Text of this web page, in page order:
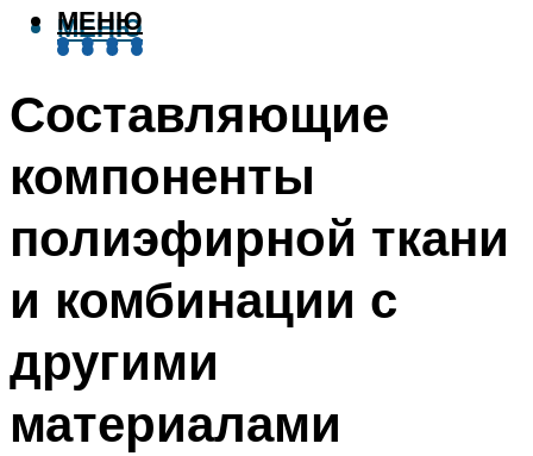
МЕНЮ
МЕНЮ
Составляющие
компоненты
полиэфирной ткани
и комбинации с
другими
материалами